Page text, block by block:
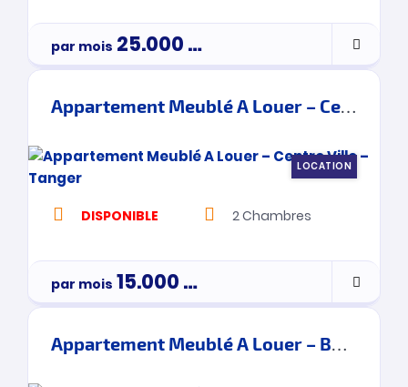
par mois 25.000Dh
Appartement Meublé A Louer – Centre Ville – Tanger
LOCATION
DISPONIBLE 2Chambres
par mois 15.000Dh
Appartement Meublé A Louer – Boukhalef – Tanger